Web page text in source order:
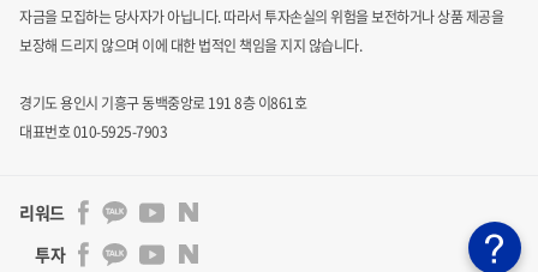
자금을 모집하는당사자가 아닙니다. 따라서 투자손실의 위험을 보전하거나 상품 제공을
보장해 드리지 않으며 이에 대한 법적인 책임을 지지 않습니다.
경기도 용인시 기흥구 동백중앙로 191 8층 이861호
대표번호 010-5925-7903
리워드
투자